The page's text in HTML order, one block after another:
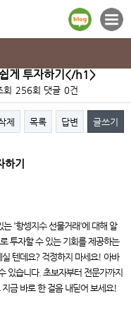
게 투자하기</h1>
회 256회 댓글 0건
제 목록 답변 글쓰기
기
'항셍지수 선물거래'에 대해 알
투자할 수 있는 기회를 제공하는
텐데요? 걱정하지 마세요! 아바
있습니다. 초보자부터 전문가까지
금 바로 한 걸음 내딛어 보세요!